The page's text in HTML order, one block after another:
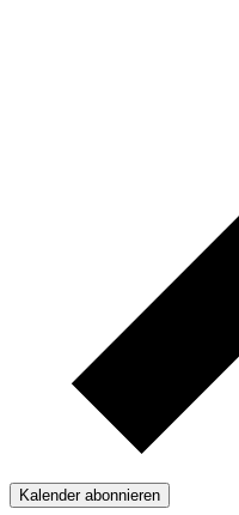
Kalender abonnieren